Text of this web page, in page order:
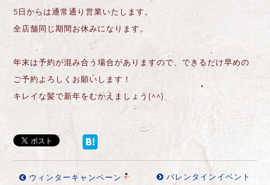
5日からは通常通り営業いたします。
全店舗同じ期間お休みになります。
年末は予約が混み合う場合がありますので、できるだけ早めの
ご予約よろしくお願いします！
キレイな髪で新年をむかえましょう(^^)
ウィンターキャンペーン バレンタインイベント